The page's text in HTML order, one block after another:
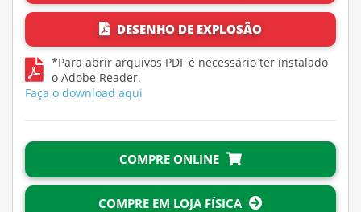
DESENHO DE EXPLOSÃO
*Para abrir arquivos PDF é necessário ter instalado
o Adobe Reader.
Faça o download aqui
COMPRE ONLINE
COMPRE EM LOJA FÍSICA